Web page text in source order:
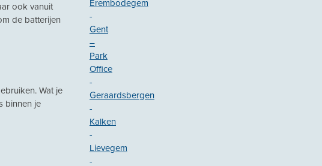
ook vanuit
de batterijen
Wat je
binnen je
Erembodegem
-
Gent
–
Park
Office
-
Geraardsbergen
-
Kalken
-
Lievegem
-